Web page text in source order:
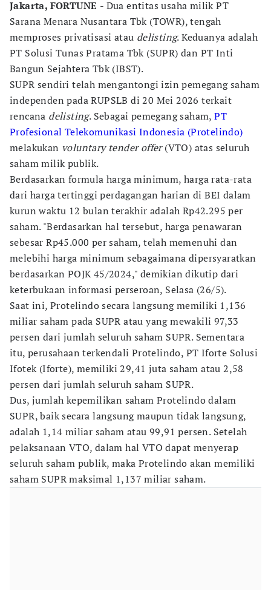
Jakarta, FORTUNE - Dua entitas usaha milik PT
Sarana Menara Nusantara Tbk (TOWR), tengah
memproses privatisasi atau delisting. Keduanya adalah
PT Solusi Tunas Pratama Tbk (SUPR) dan PT Inti
Bangun Sejahtera Tbk (IBST).
SUPR sendiri telah mengantongi izin pemegang saham
independen pada RUPSLB di 20 Mei 2026 terkait
rencana delisting. Sebagai pemegang saham,PT
Profesional Telekomunikasi Indonesia (Protelindo)
melakukan voluntary tender offer(VTO) atas seluruh
saham milik publik.
Berdasarkan formula harga minimum, harga rata-rata
dari harga tertinggi perdagangan harian di BEI dalam
kurun waktu 12 bulan terakhir adalah Rp42.295 per
saham. "Berdasarkan hal tersebut, harga penawaran
sebesar Rp45.000 per saham, telah memenuhi dan
melebihi harga minimum sebagaimana dipersyaratkan
berdasarkan POJK 45/2024," demikian dikutip dari
keterbukaan informasi perseroan, Selasa (26/5).
Saat ini, Protelindo secara langsung memiliki 1,136
miliar saham pada SUPR atau yang mewakili 97,33
persen dari jumlah seluruh saham SUPR. Sementara
itu, perusahaan terkendali Protelindo, PT Iforte Solusi
Ifotek (Iforte), memiliki 29,41 juta saham atau 2,58
persen dari jumlah seluruh saham SUPR.
Dus, jumlah kepemilikan saham Protelindo dalam
SUPR, baik secara langsung maupun tidak langsung,
adalah 1,14 miliar saham atau 99,91 persen. Setelah
pelaksanaan VTO, dalam hal VTO dapat menyerap
seluruh saham publik, maka Protelindo akan memiliki
saham SUPR maksimal 1,137 miliar saham.